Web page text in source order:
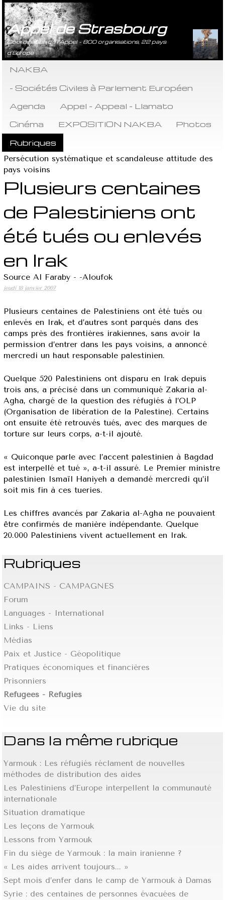
Appel de Strasbourg
Coordination de l’Appel - 800 organisations, 22 pays
d’Europe
NAKBA
- Sociétés Civiles à Parlement Européen
Agenda
Appel - Appeal - Llamato
Cinéma
EXPOSITION NAKBA
Photos
Rubriques
Persécution systématique et scandaleuse attitude des
pays voisins
Plusieurs centaines
de Palestiniens ont
été tués ou enlevés
en Irak
Source Al Faraby - -Aloufok
jeudi 18 janvier 2007
Plusieurs centaines de Palestiniens ont été tués ou
enlevés en Irak, et d’autres sont parqués dans des
camps près des frontières irakiennes, sans avoir la
permission d’entrer dans les pays voisins, a annoncé
mercredi un haut responsable palestinien.
Quelque 520 Palestiniens ont disparu en Irak depuis
trois ans, a précisé dans un communiqué Zakaria al-
Agha, chargé de la question des réfugiés à l’OLP
(Organisation de libération de la Palestine). Certains
ont ensuite été retrouvés tués, avec des marques de
torture sur leurs corps, a-t-il ajouté.
« Quiconque parle avec l’accent palestinien à Bagdad
est interpellé et tué », a-t-il assuré. Le Premier ministre
palestinien Ismaïl Haniyeh a demandé mercredi qu’il
soit mis fin à ces tueries.
Les chiffres avancés par Zakaria al-Agha ne pouvaient
être confirmés de manière indépendante. Quelque
20.000 Palestiniens vivent actuellement en Irak.
Rubriques
CAMPAINS - CAMPAGNES
Forum
Languages - International
Links - Liens
Médias
Paix et Justice - Géopolitique
Pratiques économiques et financières
Prisonniers
Refugees - Réfugiés
Vie du site
Dans la même rubrique
Yarmouk : Les réfugiés réclament de nouvelles
méthodes de distribution des aides
Les Palestiniens d’Europe interpellent la communauté
internationale
Situation dramatique
Les leçons de Yarmouk
Lessons from Yarmouk
Fin du siège de Yarmouk : la main iranienne ?
« Les aides arrivent toujours... »
Sept mois d’enfer dans le camp de Yarmouk à Damas
Syrie : des centaines de personnes évacuées de